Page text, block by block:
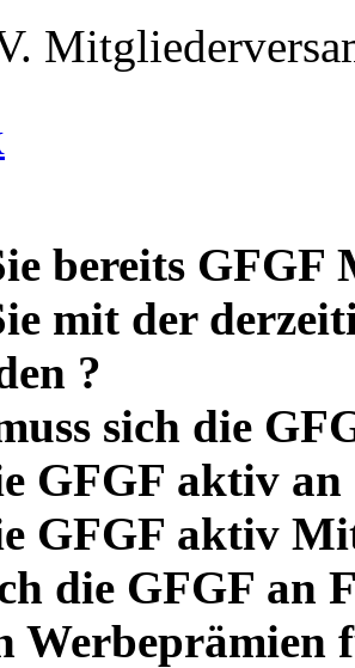
bereits GFGF
mit der
?
sich die
GFGF aktiv
GFGF aktiv
die GFGF an
Werbeprämien